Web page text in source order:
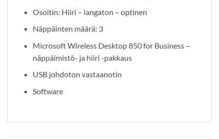
Osoitin: Hiiri – langaton – optinen
Näppäinten määrä: 3
Microsoft Wireless Desktop 850 for Business –
näppäimistö- ja hiiri -pakkaus
USB johdoton vastaanotin
Software